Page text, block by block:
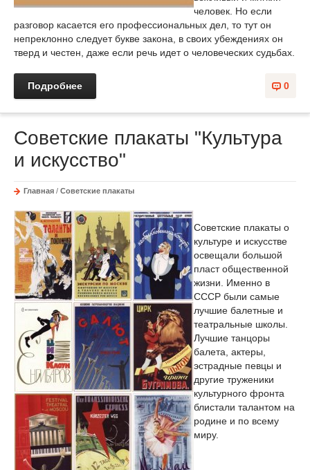
человек. Но если
разговор касается его профессиональных дел, то тут он
непреклонно следует букве закона, в своих убеждениях он
тверд и честен, даже если речь идет о человеческих судьбах.
0
Подробнее
Советские плакаты "Культура
и искусство"
Главная / Советские плакаты
Советские плакаты о
культуре и искусстве
освещали большой
пласт общественной
жизни. Именно в
СССР были самые
лучшие балетные и
театральные школы.
Лучшие танцоры
балета, актеры,
эстрадные певцы и
другие труженики
культурного фронта
блистали талантом на
родине и по всему
миру.